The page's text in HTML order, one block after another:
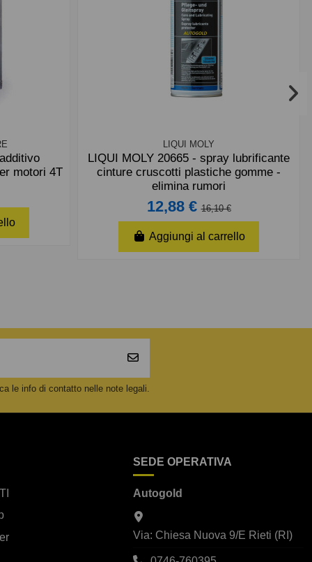
motori 4T
LIQUI MOLY
LIQUI MOLY 20665 - spray lubrificante
cinture cruscotti plastiche gomme -
elimina rumori
12,88 €16,10 €
Aggiungi al carrello
le info di contatto nelle note legali.
SEDE OPERATIVA
Autogold
Via: Chiesa Nuova 9/E Rieti (RI)